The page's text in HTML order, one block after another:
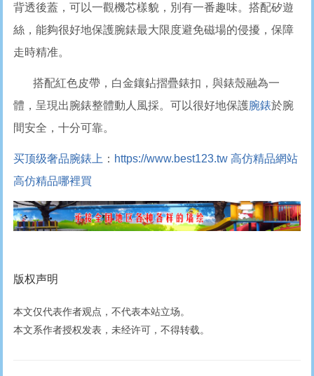
背透後蓋，可以一觀機芯樣貌，別有一番趣味。搭配矽遊
絲，能夠很好地保護腕錶最大限度避免磁場的侵擾，保障
走時精准。
搭配紅色皮帶，白金鑲鉆摺疊錶扣，與錶殼融為一
體，呈現出腕錶整體動人風採。可以很好地保護腕錶於腕
間安全，十分可靠。
买顶级奢品腕錶上 ： https://www.best123.tw 高仿精品網站
高仿精品哪裡買
版权声明
本文仅代表作者观点，不代表本站立场。
本文系作者授权发表，未经许可，不得转载。